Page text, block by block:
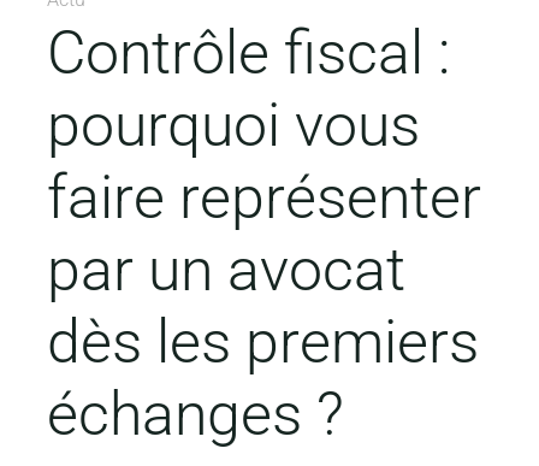
Contrôle fiscal :
pourquoi vous
faire représenter
par un avocat
dès les premiers
échanges ?